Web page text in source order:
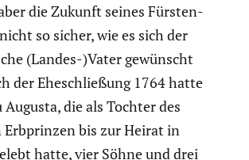
die Zukunft seines Fürsten­
so sicher, wie es sich der
(Landes-)Vater gewünscht
der Eheschlie­ßung 1764 hatte
Augusta, die als Tochter des
bis zur Heirat in
hatte, vier Söhne und drei